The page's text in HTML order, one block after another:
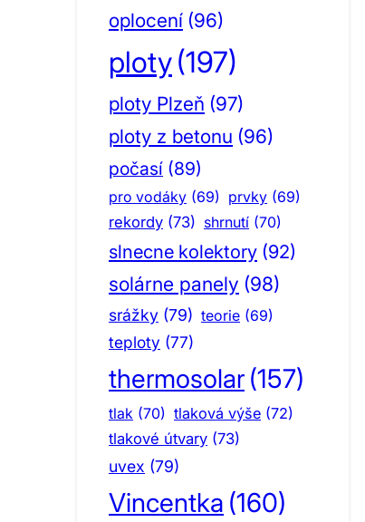
oplocení (96)
ploty(197)
ploty Plzeň (97)
ploty z betonu (96)
počasí (89)
pro vodáky (69) prvky (69)
rekordy (73) shrnutí (70)
slnecne kolektory (92)
solárne panely (98)
srážky (79) teorie (69)
teploty (77)
thermosolar (157)
tlak (70) tlaková výše (72)
tlakové útvary (73)
uvex (79)
Vincentka (160)